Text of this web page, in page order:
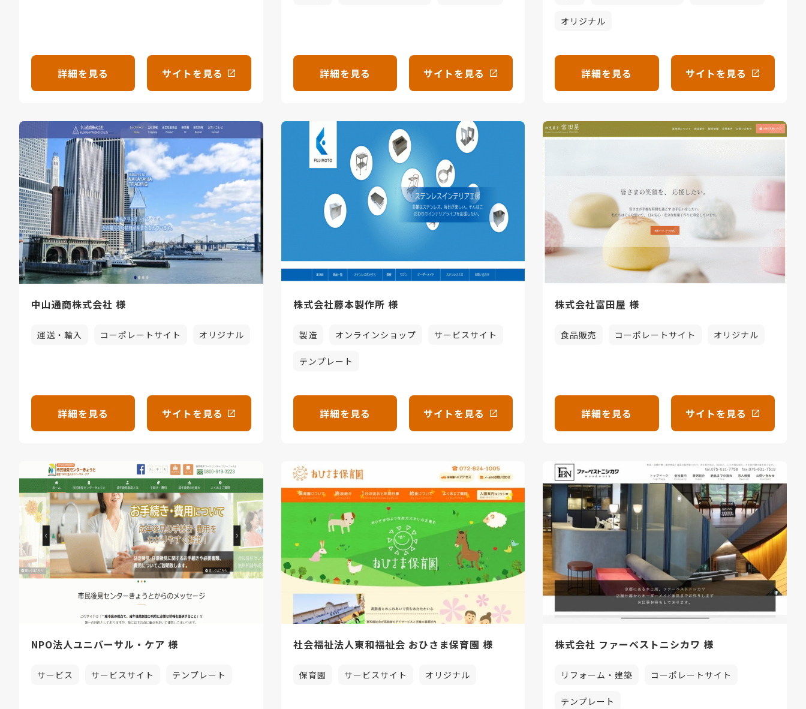
詳細を見る サイトを見る 詳細を見る サイトを見る
オリジナル
詳細を見る サイトを見る
中山通商株式会社 様
運送・輸入 コーポレートサイト オリジナル
詳細を見る サイトを見る
株式会社藤本製作所 様
製造 オンラインショップ サービスサイト
テンプレート
詳細を見る サイトを見る
株式会社富田屋 様
食品販売 コーポレートサイト オリジナル
詳細を見る サイトを見る
NPO法人ユニバーサル・ケア 様
サービス サービスサイト テンプレート
社会福祉法人東和福祉会 おひさま保育園 様
保育園 サービスサイト オリジナル
株式会社 ファーベストニシカワ 様
リフォーム・建築 コーポレートサイト
テンプレート